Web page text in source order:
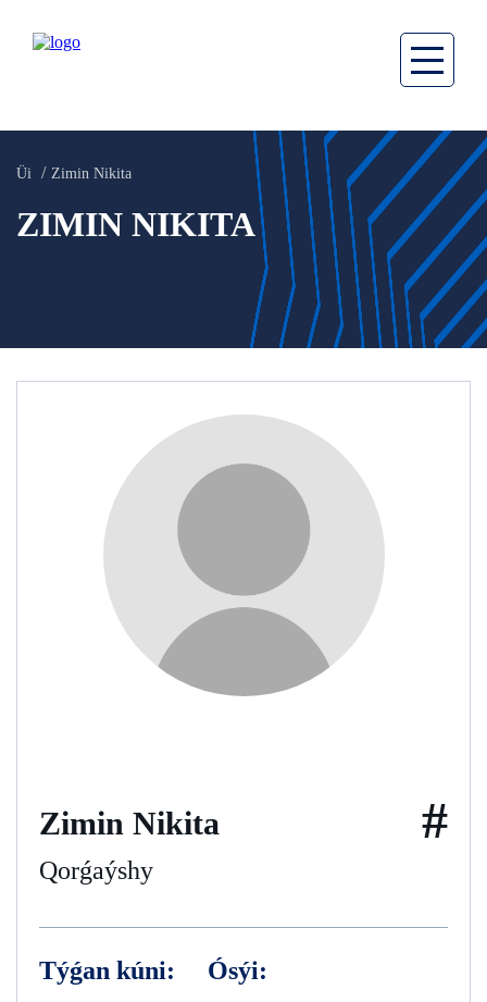
Üi Zimin Nikita
ZIMIN NIKITA
Zimin Nikita
Qorǵaýshy
#
Týǵan kúni:
Ósýi: